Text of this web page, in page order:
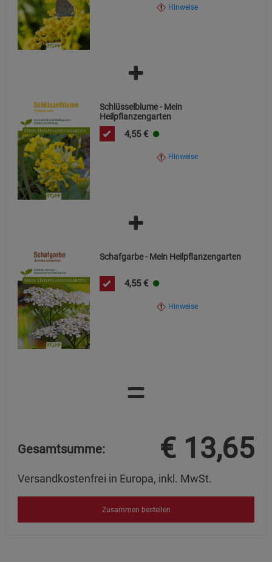
Hinweise
Schlüsselblume - Mein
Heilpflanzengarten
4,55 €
Hinweise
Schafgarbe - Mein Heilpflanzengarten
4,55 €
Hinweise
=
Gesamtsumme: € 13,65
Versandkostenfrei in Europa, inkl. MwSt.
Zusammen bestellen
Marketing Cookies (3)
Beschreibung Marketing Cookies